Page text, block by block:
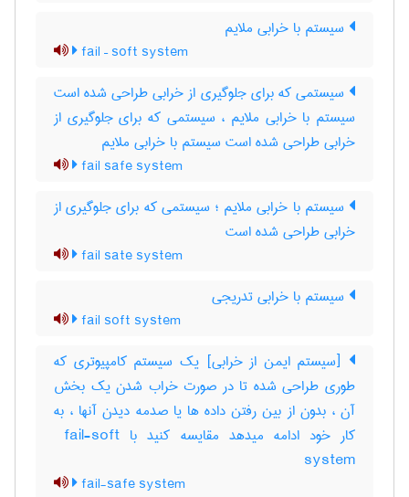
سیستم با خرابی ملایم
fail – soft system
سیستمی که برای جلوگیری از خرابی طراحی شده است
سیستم با خرابی ملایم ، سیستمی که برای جلوگیری از
خرابی طراحی شده است سیستم با خرابی ملایم
fail safe system
سیستم با خرابی ملایم ؛ سیستمی که برای جلوگیری از
خرابی طراحی شده است
fail sate system
سیستم با خرابی تدریجی
fail soft system
[سیستم ایمن از خرابی] یک سیستم کامپیوتری که
طوری طراحی شده تا در صورت خراب شدن یک بخش
آن ، بدون از بین رفتن داده ها یا صدمه دیدن آنها ، به
کار خود ادامه میدهد مقایسه کنید با ‎ fail-soft
system
fail-safe system